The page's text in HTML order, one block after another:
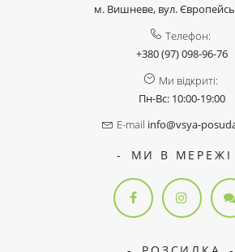
м. Вишневе, вул.
Телефон:
+380 (97) 098-96-76
Ми відкриті:
Пн-Вс: 10:00-19:00
E-mail info@vsya-
МИ В МЕРЕЖІ